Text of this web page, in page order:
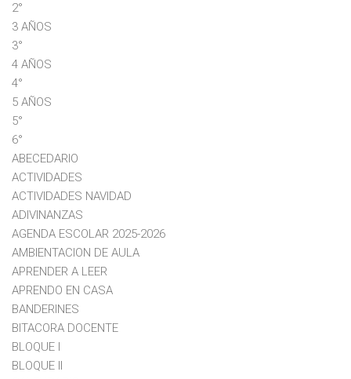
2°
3 AÑOS
3°
4 AÑOS
4°
5 AÑOS
5°
6°
ABECEDARIO
ACTIVIDADES
ACTIVIDADES NAVIDAD
ADIVINANZAS
AGENDA ESCOLAR 2025-2026
AMBIENTACION DE AULA
APRENDER A LEER
APRENDO EN CASA
BANDERINES
BITACORA DOCENTE
BLOQUE I
BLOQUE II